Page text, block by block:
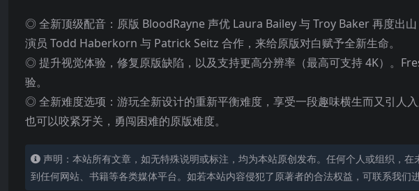
◎ 全新顶级配音：原版 BloodRayne 声优 Laura Bailey 与 Troy Baker 再度出
演员 Todd Haberkorn 与 Patrick Seitz 合作，来给原版对白赋予全新生命。
◎ 提升视觉体验，修复原版缺陷，以及支持更高分辨率（最高可支持 4K）。
验。
◎ 全新难度选项：游玩全新设计的重新平衡难度，享受一段趣味横生而又引人
也可以咬紧牙关，勇闯困难的原版难度。
声明：本站所有文章，如无特殊说明或标注，均为本站原创发布。任何个人或组织，
到任何网站、书籍等各类媒体平台。如若本站内容侵犯了原著者的合法权益，可联系我们进